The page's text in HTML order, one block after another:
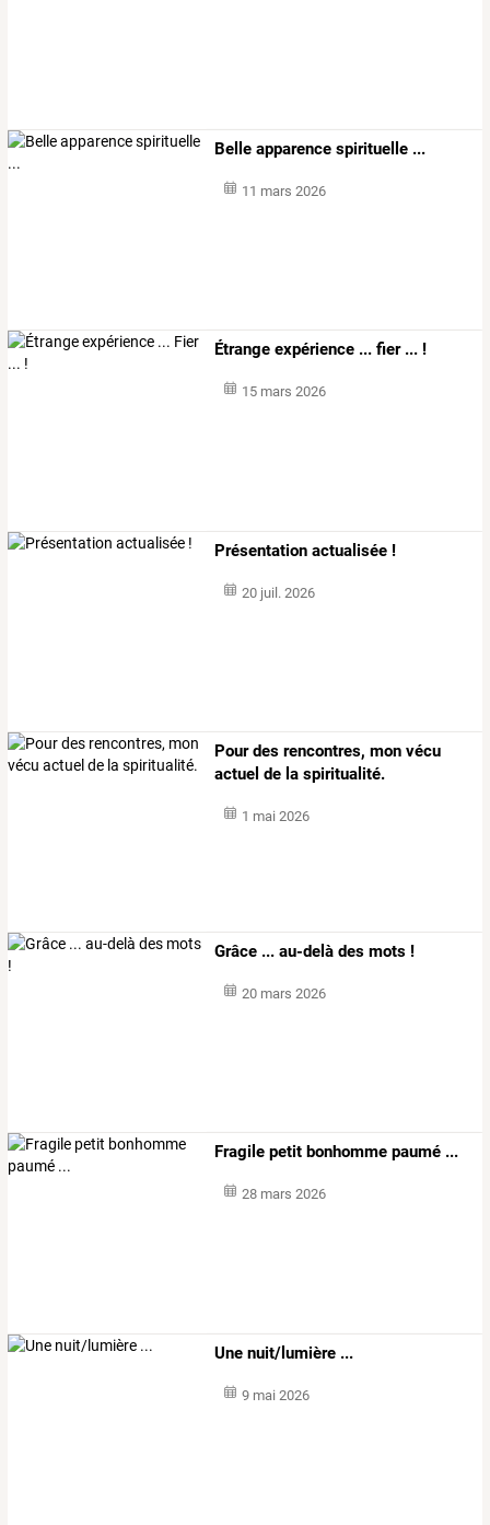
Belle apparence spirituelle ...
11 mars 2026
Étrange expérience ... fier ... !
15 mars 2026
Présentation actualisée !
20 juil. 2026
Pour des rencontres, mon vécu
actuel de la spiritualité.
1 mai 2026
Grâce ... au-delà des mots !
20 mars 2026
Fragile petit bonhomme paumé ...
28 mars 2026
Une nuit/lumière ...
9 mai 2026